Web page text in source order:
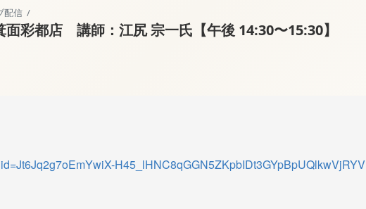
配信 /
面彩都店 講師：江尻 宗一氏【午後 14:30〜15:30】
H45_lHNC8qGGN5ZKpbIDt3GYpBpUQlkwVjRYV